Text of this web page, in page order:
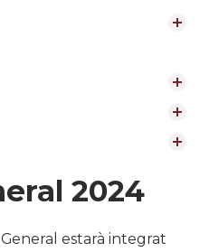
2024
estarà integrat